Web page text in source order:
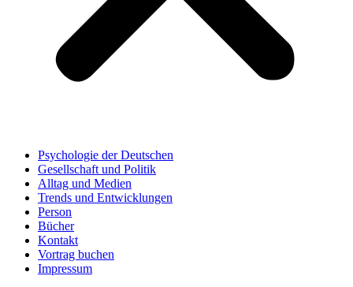
Psychologie der Deutschen
Gesellschaft und Politik
Alltag und Medien
Trends und Entwicklungen
Person
Bücher
Kontakt
Vortrag buchen
Impressum